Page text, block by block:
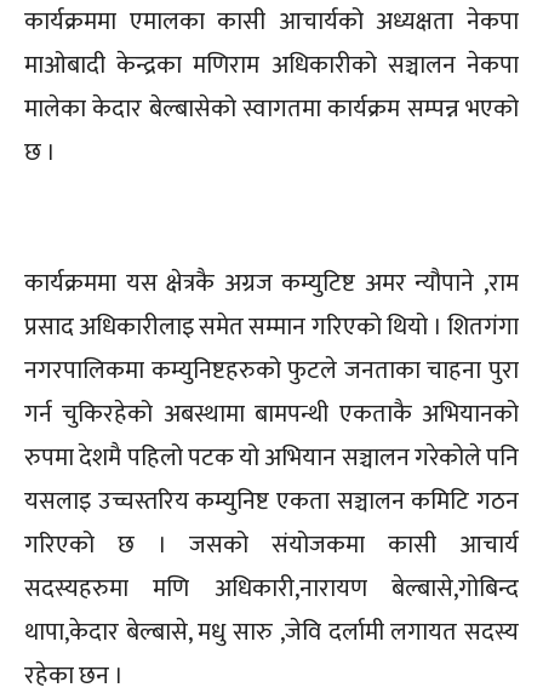
कार्यक्रममा एमालका कासी आचार्यको अध्यक्षता नेकपा
माओबादी केन्द्रका मणिराम अधिकारीको सञ्चालन नेकपा
मालेका केदार बेल्बासेको स्वागतमा कार्यक्रम सम्पन्न भएको
छ ।
कार्यक्रममा यस क्षेत्रकै अग्रज कम्युटिष्ट अमर न्यौपाने ,राम
प्रसाद अधिकारीलाइ समेत सम्मान गरिएको थियो । शितगंगा
नगरपालिकमा कम्युनिष्टहरुको फुटले जनताका चाहना पुरा
गर्न चुकिरहेको अबस्थामा बामपन्थी एकताकै अभियानको
रुपमा देशमै पहिलो पटक यो अभियान सञ्चालन गरेकोले पनि
यसलाइ उच्चस्तरिय कम्युनिष्ट एकता सञ्चालन कमिटि गठन
गरिएको छ । जसको संयोजकमा कासी आचार्य
सदस्यहरुमा मणि अधिकारी,नारायण बेल्बासे,गोबिन्द
थापा,केदार बेल्बासे, मधु सारु ,जेवि दर्लामी लगायत सदस्य
रहेका छन ।